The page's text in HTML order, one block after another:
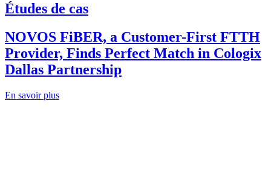
Études de cas
NOVOS FiBER, a Customer-First FTTH
Provider, Finds Perfect Match in Cologix
Dallas Partnership
En savoir plus